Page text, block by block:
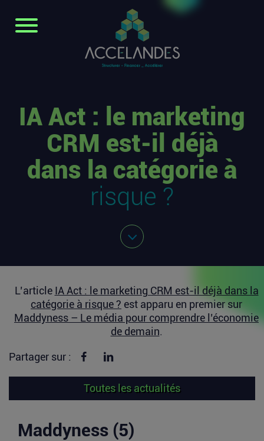
IA Act : le marketing
CRM est-il déjà
dans la catégorie à
risque ?
L’article IA Act : le marketing CRM est-il déjà dans la
catégorie à risque ? est apparu en premier sur
Maddyness – Le média pour comprendre l’économie
de demain.
Partager sur : Partager sur Facebook
Toutes les actualités
Maddyness (5)